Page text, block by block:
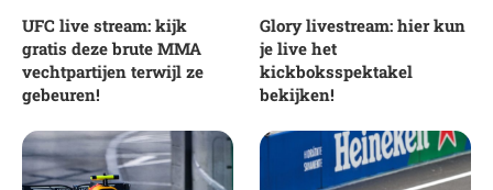
UFC live stream: kijk
gratis deze brute MMA
vechtpartijen terwijl ze
gebeuren!
Glory livestream: hier kun
je live het
kickboksspektakel
bekijken!